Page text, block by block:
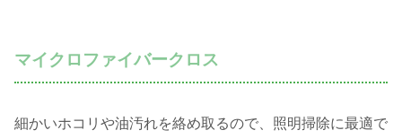
マイクロファイバークロス
細かいホコリや油汚れを絡め取るので、照明掃除に最適で